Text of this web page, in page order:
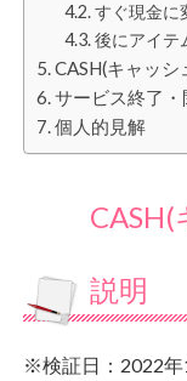
すぐ現金に
後にアイテ
CASH(キャッシ
サービス終了
個人的見解
説明
※検証日：2022年